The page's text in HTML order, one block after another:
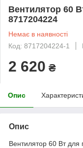
Вентилятор 60
8717204224
Немає в наявності
Код: 8717204224-1
2 620 ₴
Опис
Опис
Вентилятор 60 Вт для